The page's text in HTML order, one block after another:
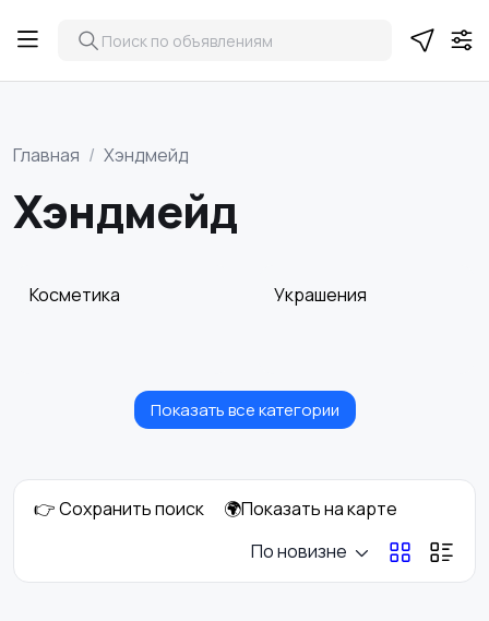
Главная Хэндмейд
Хэндмейд
Косметика Украшения
Куклы и игрушки
Оформление
Оформление
Показать все категории
👉 Сохранить поиск
🌍Показать на карте
По новизне